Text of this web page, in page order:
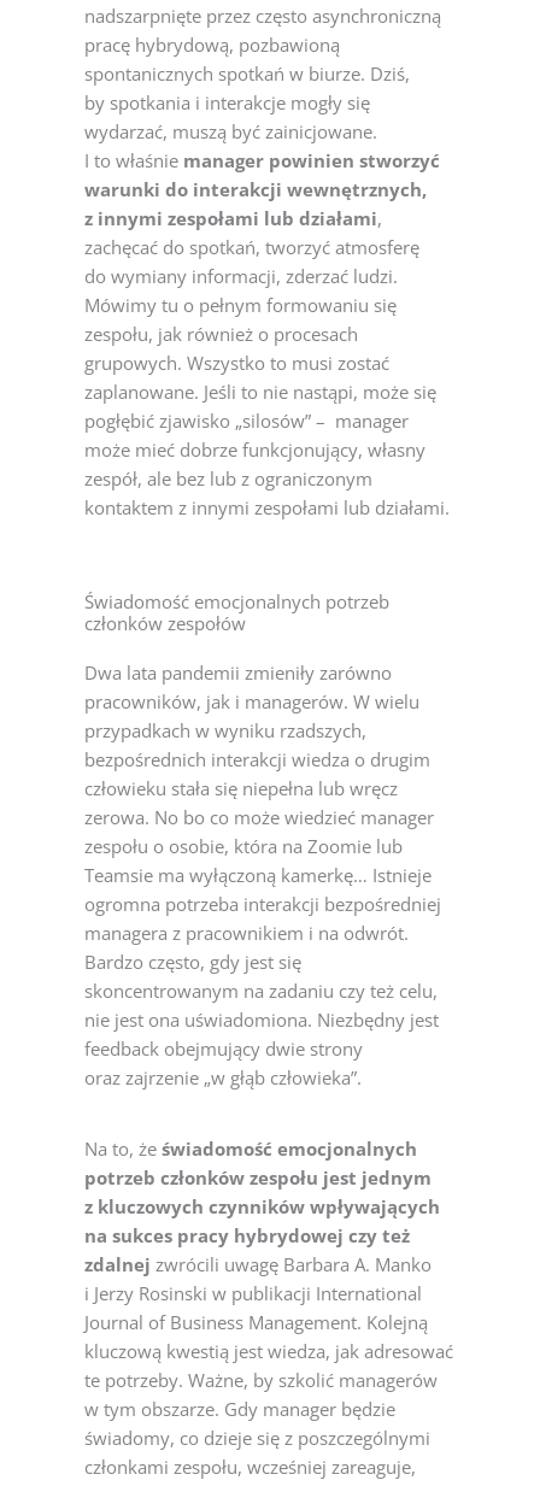
nadszarpnięte przez często asynchroniczną
pracę hybrydową, pozbawioną
spontanicznych spotkań w biurze. Dziś,
by spotkania i interakcje mogły się
wydarzać, muszą być zainicjowane.
I to właśnie manager powinien stworzyć
warunki do interakcji wewnętrznych,
z innymi zespołami lub działami,
zachęcać do spotkań, tworzyć atmosferę
do wymiany informacji, zderzać ludzi.
Mówimy tu o pełnym formowaniu się
zespołu, jak również o procesach
grupowych. Wszystko to musi zostać
zaplanowane. Jeśli to nie nastąpi, może się
pogłębić zjawisko „silosów” – manager
może mieć dobrze funkcjonujący, własny
zespół, ale bez lub z ograniczonym
kontaktem z innymi zespołami lub działami.
Świadomość emocjonalnych potrzeb
członków zespołów
Dwa lata pandemii zmieniły zarówno
pracowników, jak i managerów. W wielu
przypadkach w wyniku rzadszych,
bezpośrednich interakcji wiedza o drugim
człowieku stała się niepełna lub wręcz
zerowa. No bo co może wiedzieć manager
zespołu o osobie, która na Zoomie lub
Teamsie ma wyłączoną kamerkę… Istnieje
ogromna potrzeba interakcji bezpośredniej
managera z pracownikiem i na odwrót.
Bardzo często, gdy jest się
skoncentrowanym na zadaniu czy też celu,
nie jest ona uświadomiona. Niezbędny jest
feedback obejmujący dwie strony
oraz zajrzenie „w głąb człowieka”.
Na to, że świadomość emocjonalnych
potrzeb członków zespołu jest jednym
z kluczowych czynników wpływających
na sukces pracy hybrydowej czy też
zdalnej zwrócili uwagę Barbara A. Manko
i Jerzy Rosinski w publikacji International
Journal of Business Management. Kolejną
kluczową kwestią jest wiedza, jak adresować
te potrzeby. Ważne, by szkolić managerów
w tym obszarze. Gdy manager będzie
świadomy, co dzieje się z poszczególnymi
członkami zespołu, wcześniej zareaguje,